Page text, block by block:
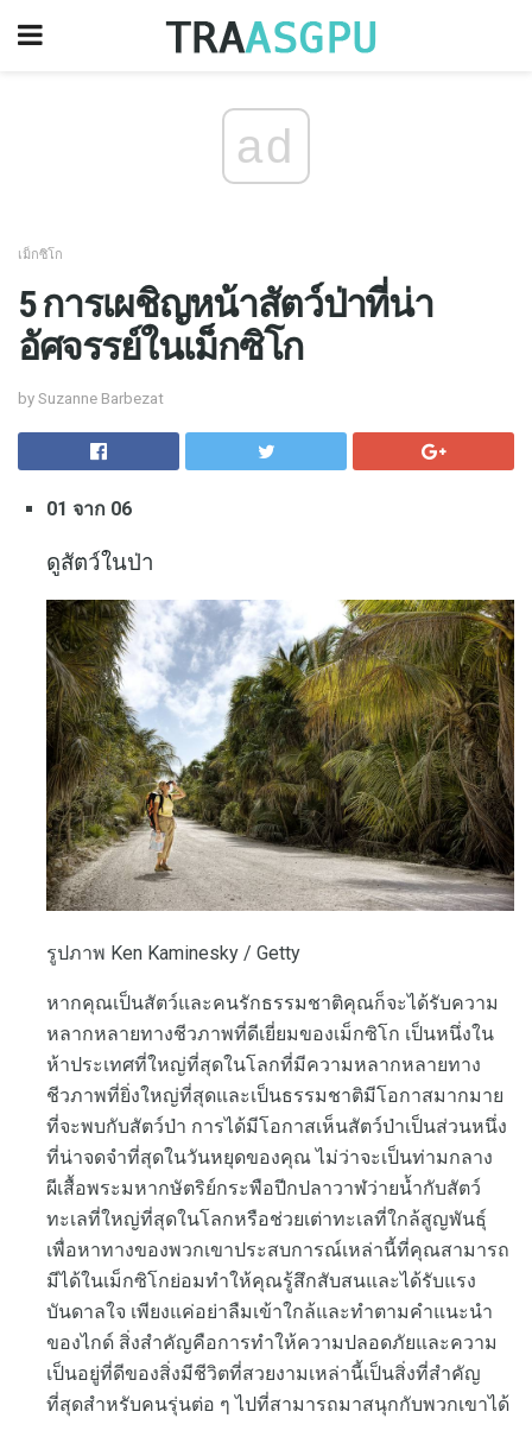
ad
เม็กซิโก
5 การเผชิญหน้าสัตว์ป่าที่น่า
อัศจรรย์ในเม็กซิโก
by Suzanne Barbezat
01 จาก 06
ดูสัตว์ในป่า
รูปภาพ Ken Kaminesky / Getty
หากคุณเป็นสัตว์และคนรักธรรมชาติคุณก็จะได้รับความ
หลากหลายทางชีวภาพที่ดีเยี่ยมของเม็กซิโก เป็นหนึ่งใน
ห้าประเทศที่ใหญ่ที่สุดในโลกที่มีความหลากหลายทาง
ชีวภาพที่ยิ่งใหญ่ที่สุดและเป็นธรรมชาติมีโอกาสมากมาย
ที่จะพบกับสัตว์ป่า การได้มีโอกาสเห็นสัตว์ป่าเป็นส่วนหนึ่ง
ที่น่าจดจำที่สุดในวันหยุดของคุณ ไม่ว่าจะเป็นท่ามกลาง
ผีเสื้อพระมหากษัตริย์กระพือปีกปลาวาฬว่ายน้ำกับสัตว์
ทะเลที่ใหญ่ที่สุดในโลกหรือช่วยเต่าทะเลที่ใกล้สูญพันธุ์
เพื่อหาทางของพวกเขาประสบการณ์เหล่านี้ที่คุณสามารถ
มีได้ในเม็กซิโกย่อมทำให้คุณรู้สึกสับสนและได้รับแรง
บันดาลใจ เพียงแค่อย่าลืมเข้าใกล้และทำตามคำแนะนำ
ของไกด์ สิ่งสำคัญคือการทำให้ความปลอดภัยและความ
เป็นอยู่ที่ดีของสิ่งมีชีวิตที่สวยงามเหล่านี้เป็นสิ่งที่สำคัญ
ที่สุดสำหรับคนรุ่นต่อ ๆ ไปที่สามารถมาสนุกกับพวกเขาได้